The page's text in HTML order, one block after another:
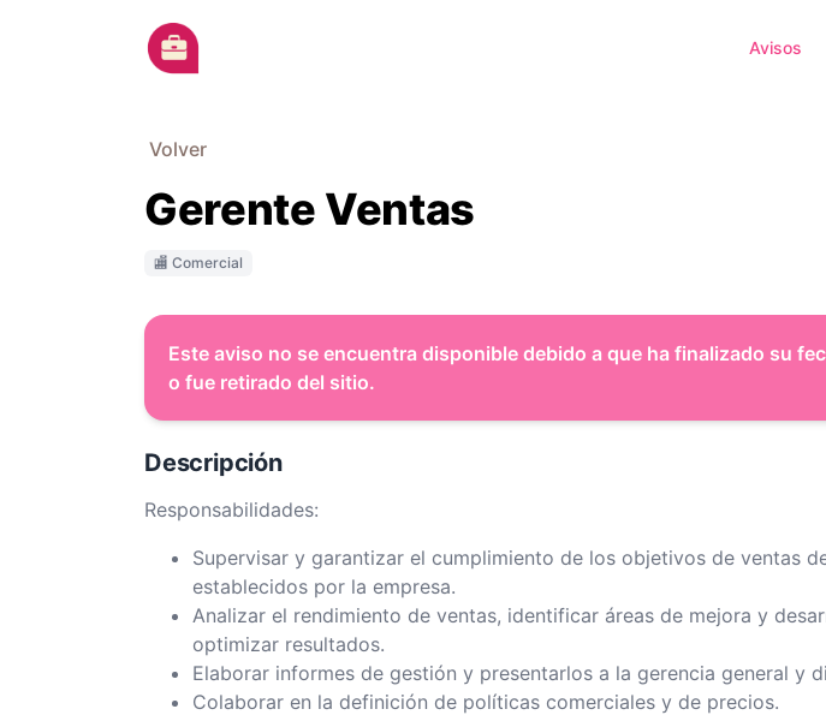
Avisos
Volver
Gerente Ventas
🏬 Comercial
Este aviso no se encuentra disponible debido a que ha finalizado su
o fue retirado del sitio.
Descripción
Responsabilidades:
Supervisar y garantizar el cumplimiento de los objetivos de ventas
establecidos por la empresa.
Analizar el rendimiento de ventas, identificar áreas de mejora y
optimizar resultados.
Elaborar informes de gestión y presentarlos a la gerencia general y
Colaborar en la definición de políticas comerciales y de precios.